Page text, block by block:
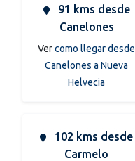
91 kms desde
Canelones
Vercomo llegar desde
Canelones a Nueva
Helvecia
102 kms desde
Carmelo